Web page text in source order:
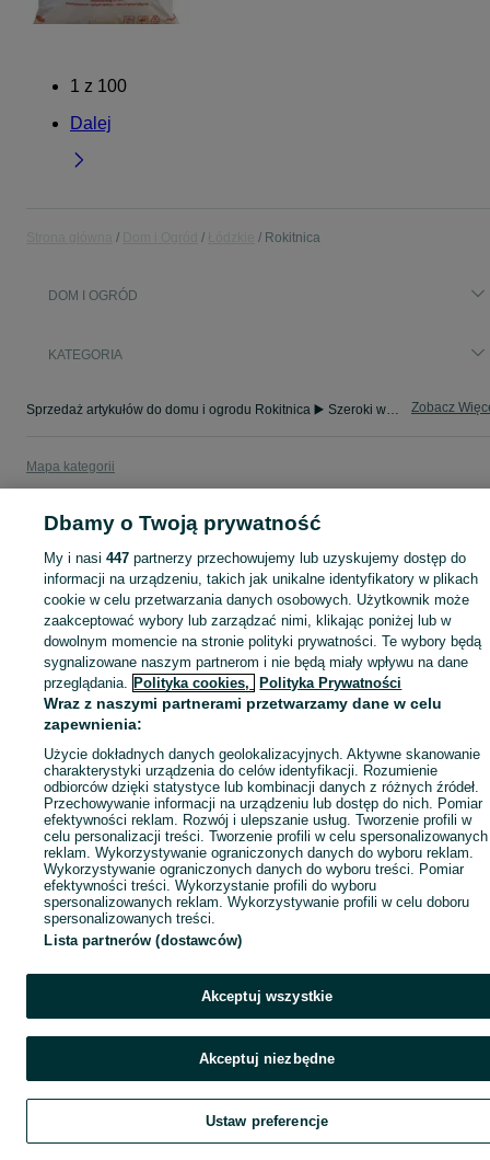
1 z 100
Dalej
Rokitnica
DOM I OGRÓD
KATEGORIA
Sprzedaż artykułów do domu i ogrodu Rokitnica ▶️ Szeroki wybór modeli i materiałów ✅ Nowe i używane w atrakcyjnych cenach ☝ Sprawdź oferty na OLX.pl! Zobacz
Mapa kategorii
Mapa ministron
Popularne wyszukiwania
Szukaj Obserwujesz Dodaj Czat
Dbamy o Twoją prywatność
My i nasi447 partnerzy przechowujemy lub uzyskujemy dostęp do
informacji na urządzeniu, takich jak unikalne identyfikatory w plikach
cookie w celu przetwarzania danych osobowych. Użytkownik może
zaakceptować wybory lub zarządzać nimi, klikając poniżej lub w
dowolnym momencie na stronie polityki prywatności. Te wybory będą
sygnalizowane naszym partnerom i nie będą miały wpływu na dane
przeglądania. Polityka cookies, Polityka Prywatności
Wraz z naszymi partnerami przetwarzamy dane w celu
zapewnienia:
Użycie dokładnych danych geolokalizacyjnych. Aktywne skanowanie
charakterystyki urządzenia do celów identyfikacji. Rozumienie
odbiorców dzięki statystyce lub kombinacji danych z różnych źródeł.
Przechowywanie informacji na urządzeniu lub dostęp do nich. Pomiar
efektywności reklam. Rozwój i ulepszanie usług. Tworzenie profili w
celu personalizacji treści. Tworzenie profili w celu spersonalizowanych
reklam. Wykorzystywanie ograniczonych danych do wyboru reklam.
Wykorzystywanie ograniczonych danych do wyboru treści. Pomiar
efektywności treści. Wykorzystanie profili do wyboru
spersonalizowanych reklam. Wykorzystywanie profili w celu doboru
spersonalizowanych treści.
Lista partnerów (dostawców)
Akceptuj wszystkie
Akceptuj niezbędne
Ustaw preferencje